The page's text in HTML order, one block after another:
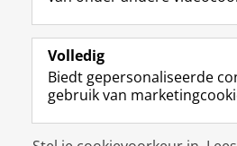
Praktisch
Over de UB
Disclaimer & Copyright
Volledig
Biedt gepersonaliseerde
gebruik van